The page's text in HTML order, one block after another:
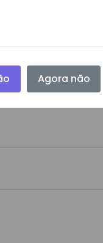
Agora não